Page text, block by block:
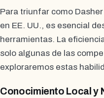
Para triunfar como
en EE. UU., es esencial
herramientas. La
solo algunas de las
exploraremos estas
Conocimiento Local y